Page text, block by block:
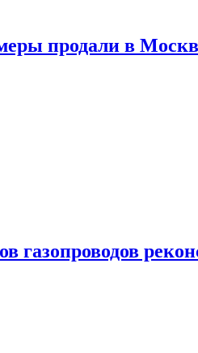
продали в
газопроводов